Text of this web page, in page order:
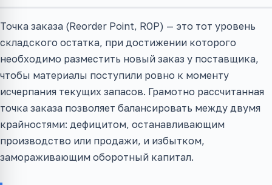
Точка заказа (Reorder Point, ROP) — это тот уровень
складского остатка, при достижении которого
необходимо разместить новый заказ у поставщика,
чтобы материалы поступили ровно к моменту
исчерпания текущих запасов. Грамотно рассчитанная
точка заказа позволяет балансировать между двумя
крайностями: дефицитом, останавливающим
производство или продажи, и избытком,
замораживающим оборотный капитал.